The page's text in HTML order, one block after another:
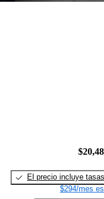
El precio incluye tasas
$294/mes